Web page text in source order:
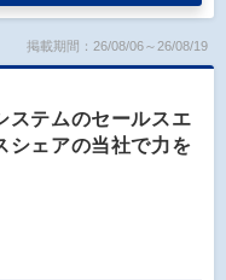
掲載期間：26/08/06～26/08/19
ステムのセールスエ
シェアの当社で力を